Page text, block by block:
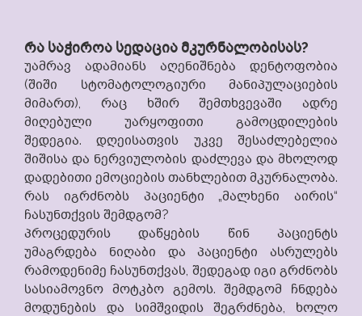
რა საჭიროა სედაცია მკურნალობისას?
უამრავ ადამიანს აღენიშნება დენტოფობია
(შიში სტომატოლოგიური მანიპულაციების
მიმართ), რაც ხშირ შემთხვევაში ადრე
მიღებული უარყოფითი გამოცდილების
შედეგია. დღეისათვის უკვე შესაძლებელია
შიშისა და ნერვიულობის დაძლევა და მხოლოდ
დადებითი ემოციების თანხლებით მკურნალობა.
რას იგრძნობს პაციენტი „მალხენი აირის“
ჩასუნთქვის შემდგომ?
პროცედურის დაწყების წინ პაციენტს
უმაგრდება ნიღაბი და პაციენტი ასრულებს
რამოდენიმე ჩასუნთქვას, შედეგად იგი გრძნობს
სასიამოვნო მოტკბო გემოს. შემდგომ ჩნდება
მოდუნების და სიმშვიდის შეგრძნება, ხოლო